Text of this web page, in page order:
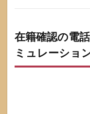
6.1
られ
なポ
在籍確認の電
ミュレーション